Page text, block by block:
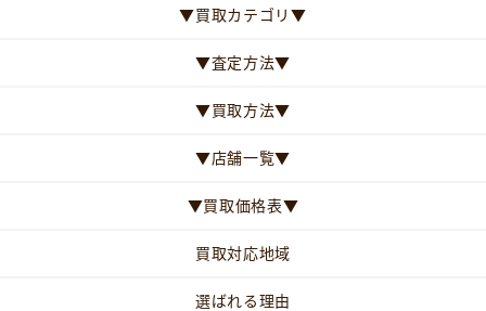
▼買取カテゴリ▼
▼査定方法▼
▼買取方法▼
▼店舗一覧▼
▼買取価格表▼
買取対応地域
選ばれる理由